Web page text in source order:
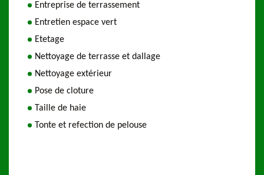
Entreprise de terrassement
Entretien espace vert
Etetage
Nettoyage de terrasse et dallage
Nettoyage extérieur
Pose de cloture
Taille de haie
Tonte et refection de pelouse